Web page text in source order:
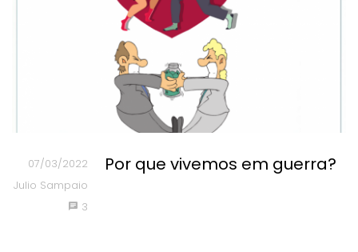
07/03/2022
Julio Sampaio
3
Por que vivemos em guerra?